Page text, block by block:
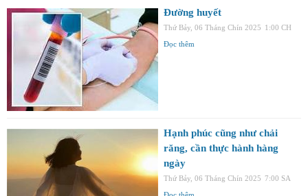
Đường huyết
Thứ Bảy, 06 Tháng Chín 2025 1:00 CH
Đọc thêm
Hạnh phúc cũng như chải
răng, cần thực hành hàng
ngày
Thứ Bảy, 06 Tháng Chín 2025 7:00 SA